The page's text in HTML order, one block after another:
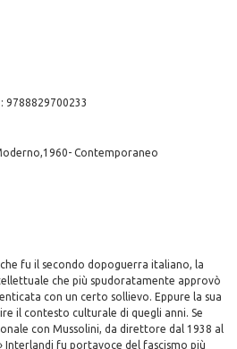
:9788829700233
Contemporaneo
fu il secondo dopoguerra italiano, la
che più spudoratamente approvò
con un certo sollievo. Eppure la sua
il contesto culturale di quegli anni. Se
con Mussolini, da direttore dal 1938 al
Interlandi fu portavoce del fascismo più